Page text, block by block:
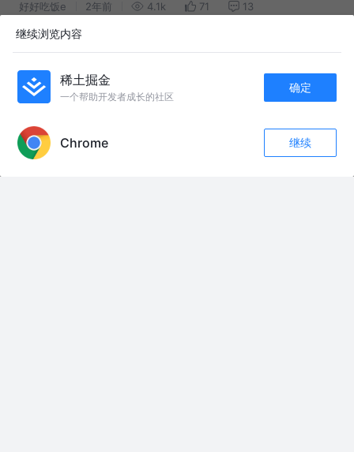
105
好好吃饭e 2年前 4.1k 71 13
6种解决跨域方案，今天全告诉你了
公众号_IT老哥 评论
继续浏览内容
稀土掘金
一个帮助开发者成长的社区
确定
Chrome 继续